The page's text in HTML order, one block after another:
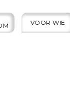
VOOR WIE